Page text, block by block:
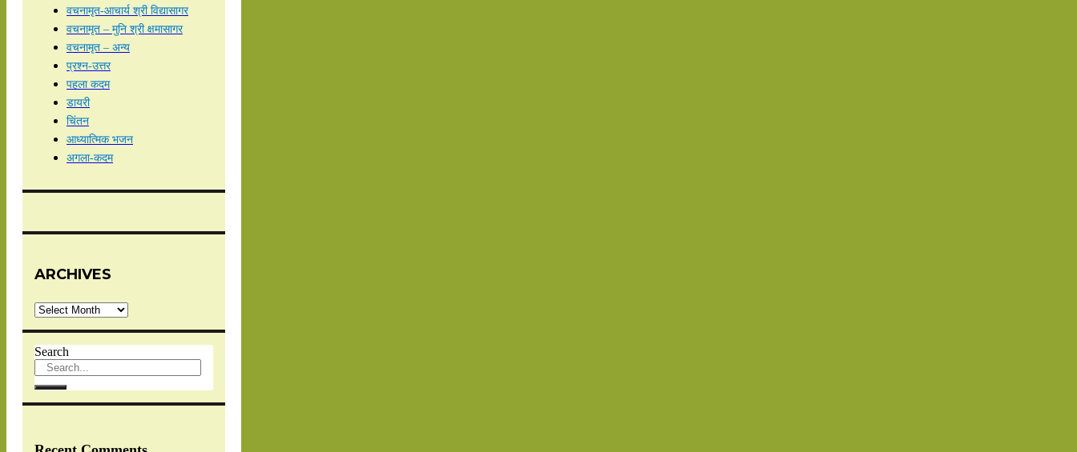
वचनामृत-आचार्य श्री विद्यासागर
वचनामृत – मुनि श्री क्षमासागर
वचनामृत – अन्य
प्रश्न-उत्तर
पहला कदम
डायरी
चिंतन
आध्यात्मिक भजन
अगला-कदम
ARCHIVES
Archives
Search